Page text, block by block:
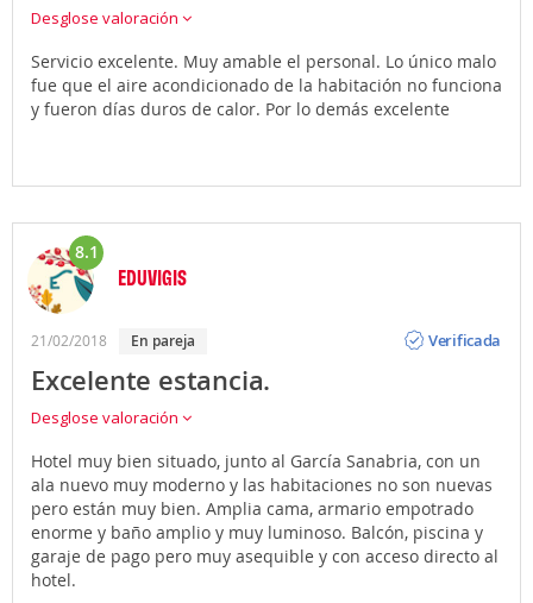
Desglose valoración
Servicio excelente. Muy amable el personal. Lo único malo
fue que el aire acondicionado de la habitación no funciona
y fueron días duros de calor. Por lo demás excelente
8.1
EDUVIGIS
21/02/2018 en pareja
Verificada
Excelente estancia.
Desglose valoración
Hotel muy bien situado, junto al García Sanabria, con un
ala nuevo muy moderno y las habitaciones no son nuevas
pero están muy bien. Amplia cama, armario empotrado
enorme y baño amplio y muy luminoso. Balcón, piscina y
garaje de pago pero muy asequible y con acceso directo al
hotel.